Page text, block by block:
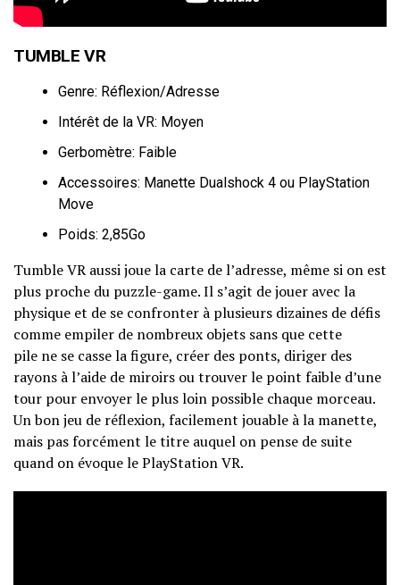
TUMBLE VR
Genre: Réflexion/Adresse
Intérêt de la VR: Moyen
Gerbomètre: Faible
Accessoires: Manette Dualshock 4 ou PlayStation
Move
Poids: 2,85Go
Tumble VR aussi joue la carte de l’adresse, même si on est
plus proche du puzzle-game. Il s’agit de jouer avec la
physique et de se confronter à plusieurs dizaines de défis
comme empiler de nombreux objets sans que cette
pile ne se casse la figure, créer des ponts, diriger des
rayons à l’aide de miroirs ou trouver le point faible d’une
tour pour envoyer le plus loin possible chaque morceau.
Un bon jeu de réflexion, facilement jouable à la manette,
mais pas forcément le titre auquel on pense de suite
quand on évoque le PlayStation VR.